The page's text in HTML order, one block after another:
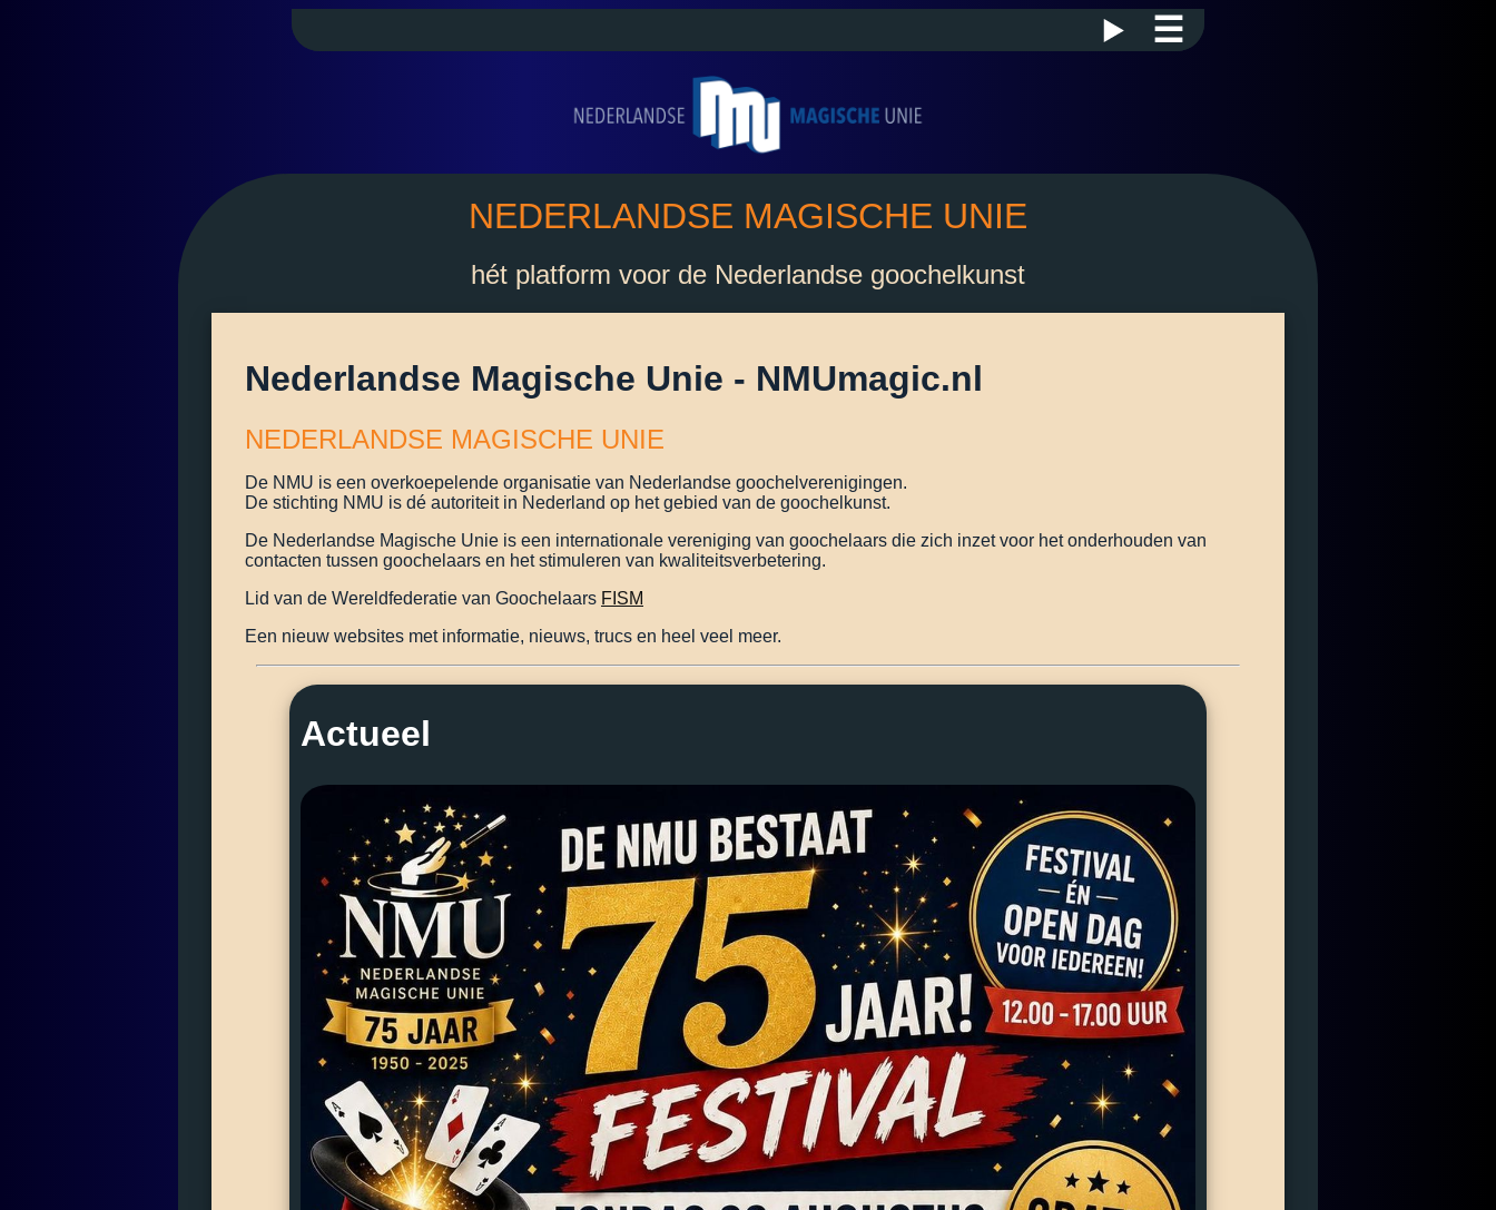
☰
NEDERLANDSE MAGISCHE UNIE
hét platform voor de Nederlandse goochelkunst
Nederlandse Magische Unie - NMUmagic.nl
NEDERLANDSE MAGISCHE UNIE
De NMU is een overkoepelende organisatie van Nederlandse goochelverenigingen.
De stichting NMU is dé autoriteit in Nederland op het gebied van de goochelkunst.
De Nederlandse Magische Unie is een internationale vereniging van goochelaars die zich inzet voor het onderhouden van
contacten tussen goochelaars en het stimuleren van kwaliteitsverbetering.
Lid van de Wereldfederatie van Goochelaars FISM
Een nieuw websites met informatie, nieuws, trucs en heel veel meer.
Actueel